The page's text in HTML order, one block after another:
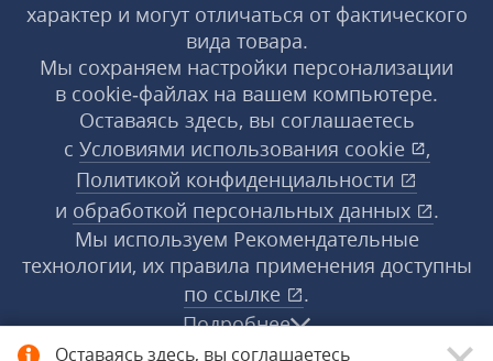
Оставаясь здесь, вы соглашаетесь
характер и могут отличаться от фактического
вида товара.
Мы сохраняем настройки персонализации
в cookie‑файлах на вашем компьютере.
Оставаясь здесь, вы соглашаетесь
с Условиями использования cookie
,
Политикой конфиденциальности
и обработкой персональных данных
.
Мы используем Рекомендательные
технологии, их правила применения доступны
по ссылке
.
Подробнее